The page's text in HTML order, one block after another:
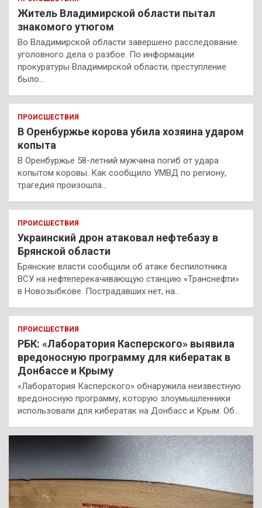
Житель Владимирской области пытал
знакомого утюгом
Во Владимирской области завершено расследование
уголовного дела о разбое. По информации
прокуратуры Владимирской области, преступление
было…
ПРОИСШЕСТВИЯ
В Оренбуржье корова убила хозяина ударом
копыта
В Оренбуржье 58-летний мужчина погиб от удара
копытом коровы. Как сообщило УМВД по региону,
трагедия произошла…
ПРОИСШЕСТВИЯ
Украинский дрон атаковал нефтебазу в
Брянской области
Брянские власти сообщили об атаке беспилотника
ВСУ на нефтеперекачивающую станцию «Транснефти»
в Новозыбкове. Пострадавших нет, на…
ПРОИСШЕСТВИЯ
РБК: «Лаборатория Касперского» выявила
вредоносную программу для кибератак в
Донбассе и Крыму
«Лаборатория Касперского» обнаружила неизвестную
вредоносную программу, которую злоумышленники
использовали для кибератак на Донбасс и Крым. Об…